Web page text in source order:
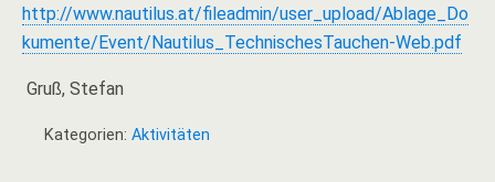
http://www.nautilus.at/fileadmin/user_upload/Ablage_Do
kumente/Event/Nautilus_TechnischesTauchen-Web.pdf
Gruß, Stefan
Kategorien: Aktivitäten